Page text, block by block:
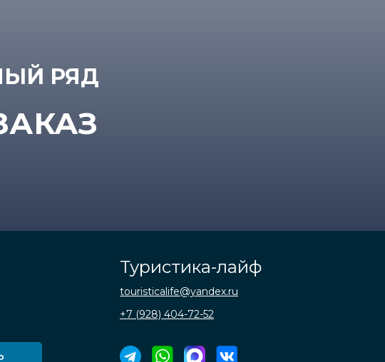
РЯД
Туристика-лайф
+7 (928) 404-72-52
touristicalife@yandex.ru